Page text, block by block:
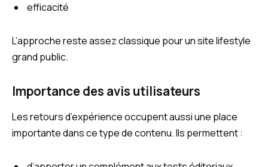
efficacité
L’approche reste assez classique pour un site lifestyle
grand public.
Importance des avis utilisateurs
Les retours d’expérience occupent aussi une place
importante dans ce type de contenu. Ils permettent :